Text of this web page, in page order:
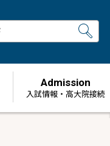
Admission
⼊試情報・高大院接続